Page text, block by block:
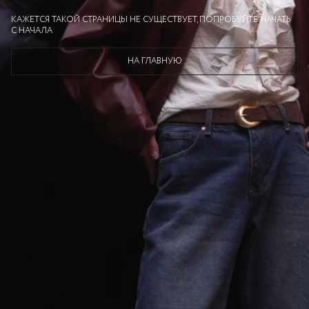
КАЖЕТСЯ ТАКОЙ СТРАНИЦЫ НЕ СУЩЕСТВУЕТ, ПОПРОБУЙТЕ НАЧАТЬ
С НАЧАЛА
НА ГЛАВНУЮ